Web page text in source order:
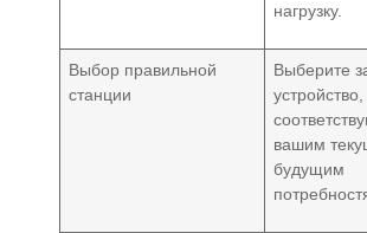
нагрузку.
Выбор правильной
станции
Выберите
устройство,
вашим
будущим